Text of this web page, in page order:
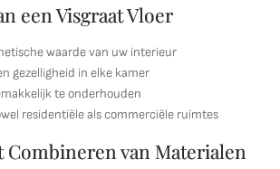
een Visgraat Vloer
waarde van uw interieur
gezelligheid in elke kamer
te onderhouden
residentiële als commerciële ruimtes
Combineren van Materialen